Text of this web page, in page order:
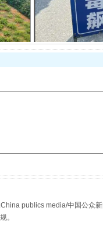
酒驾未
publics media/中国公众
。